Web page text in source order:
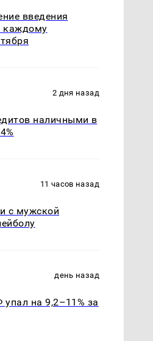
введения
каждому
2 дня назад
наличными в
11 часов назад
с мужской
день назад
на 9,2–11% за